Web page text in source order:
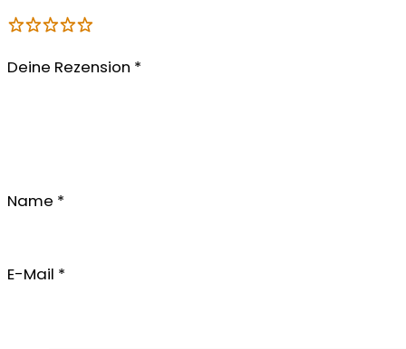
Deine Rezension *
Name *
E-Mail *